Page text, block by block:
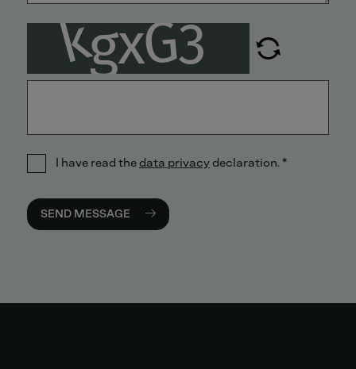
I have read the data privacy declaration. *
SEND MESSAGE